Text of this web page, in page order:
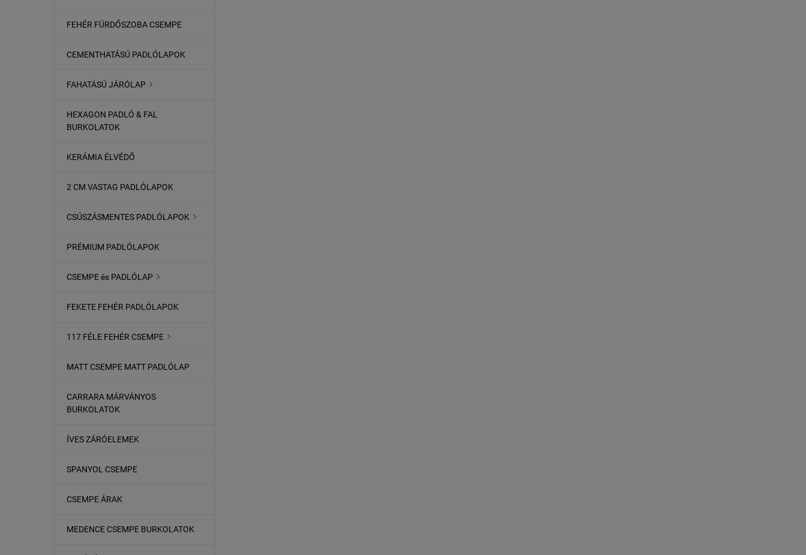
FEHÉR FÜRDŐSZOBA CSEMPE
CEMENTHATÁSÚ PADLÓLAPOK
FAHATÁSÚ JÁRÓLAP 
HEXAGON PADLÓ & FAL
BURKOLATOK
KERÁMIA ÉLVÉDŐ
2 CM VASTAG PADLÓLAPOK
CSÚSZÁSMENTES PADLÓLAPOK 
PRÉMIUM PADLÓLAPOK
CSEMPE és PADLÓLAP 
FEKETE FEHÉR PADLÓLAPOK
117 FÉLE FEHÉR CSEMPE 
MATT CSEMPE MATT PADLÓLAP
CARRARA MÁRVÁNYOS
BURKOLATOK
ÍVES ZÁRÓELEMEK
SPANYOL CSEMPE
CSEMPE ÁRAK
MEDENCE CSEMPE BURKOLATOK